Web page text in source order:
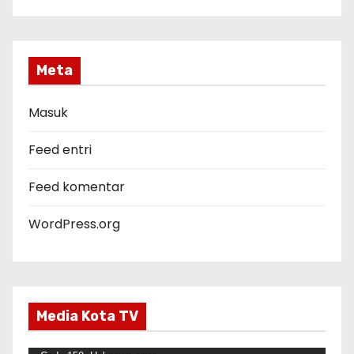
o
r
Meta
Masuk
Feed entri
Feed komentar
WordPress.org
Media Kota TV